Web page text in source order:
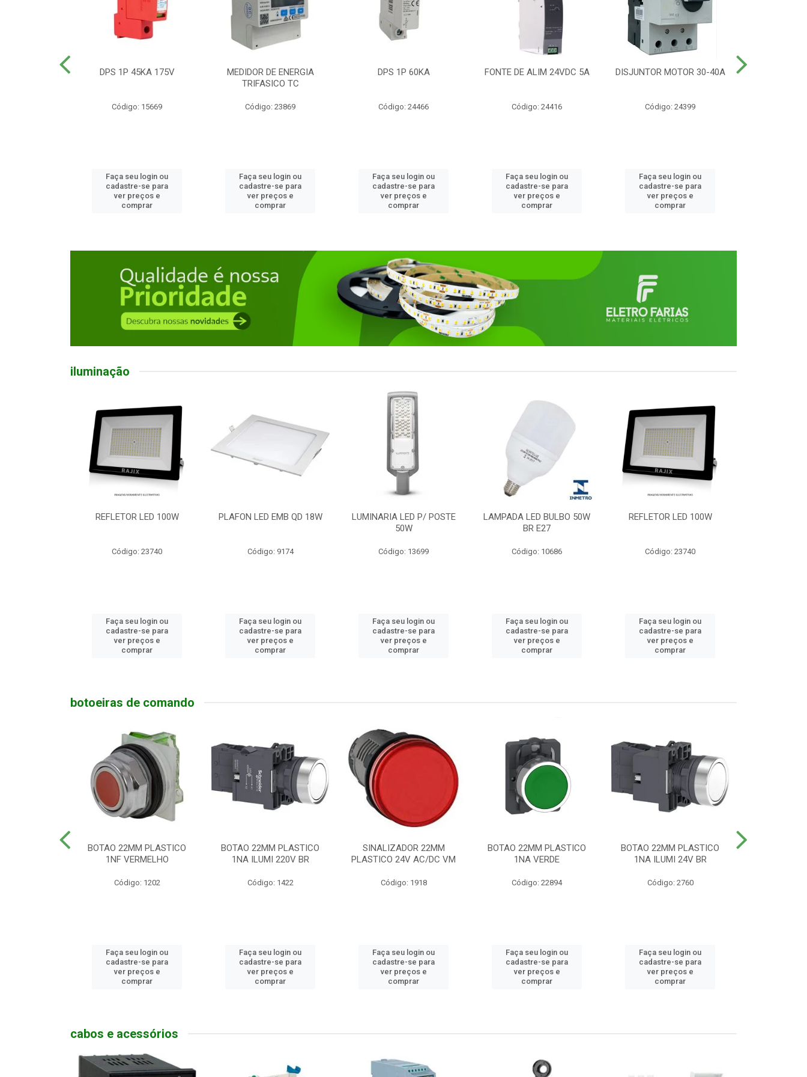
DPS 1P 45KA 175V
Código: 15669
Faça seu login ou
cadastre-se para
ver preços e
comprar
MEDIDOR DE ENERGIA
TRIFASICO TC
Código: 23869
Faça seu login ou
cadastre-se para
ver preços e
comprar
DPS 1P 60KA
Código: 24466
Faça seu login ou
cadastre-se para
ver preços e
comprar
FONTE DE ALIM 24VDC 5A
Código: 24416
Faça seu login ou
cadastre-se para
ver preços e
comprar
DISJUNTOR MOTOR 30-40A
Código: 24399
Faça seu login ou
cadastre-se para
ver preços e
comprar
iluminação
REFLETOR LED 100W
Código: 23740
Faça seu login ou
cadastre-se para
ver preços e
comprar
PLAFON LED EMB QD 18W
Código: 9174
Faça seu login ou
cadastre-se para
ver preços e
comprar
LUMINARIA LED P/ POSTE
50W
Código: 13699
Faça seu login ou
cadastre-se para
ver preços e
comprar
LAMPADA LED BULBO 50W
BR E27
Código: 10686
Faça seu login ou
cadastre-se para
ver preços e
comprar
REFLETOR LED 100W
Código: 23740
Faça seu login ou
cadastre-se para
ver preços e
comprar
botoeiras de comando
BOTAO 22MM PLASTICO
1NF VERMELHO
Código: 1202
Faça seu login ou
cadastre-se para
ver preços e
comprar
BOTAO 22MM PLASTICO
1NA ILUMI 220V BR
Código: 1422
Faça seu login ou
cadastre-se para
ver preços e
comprar
SINALIZADOR 22MM
PLASTICO 24V AC/DC VM
Código: 1918
Faça seu login ou
cadastre-se para
ver preços e
comprar
BOTAO 22MM PLASTICO
1NA VERDE
Código: 22894
Faça seu login ou
cadastre-se para
ver preços e
comprar
BOTAO 22MM PLASTICO
1NA ILUMI 24V BR
Código: 2760
Faça seu login ou
cadastre-se para
ver preços e
comprar
cabos e acessórios